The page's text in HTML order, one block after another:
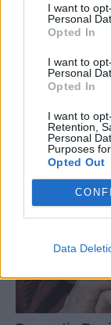
I want to
Personal
Opted In
I want to
Personal
Opted In
I want to
Retention,
Personal
Purposes
Opted Out
Data